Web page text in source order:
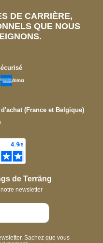
DE CARRIÈRE,
QUE NOUS
(France et Belgique)
de Terräng
newsletter
Sachez que vous